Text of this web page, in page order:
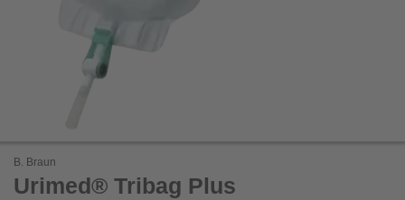
B. Braun
Urimed® Tribag Plus